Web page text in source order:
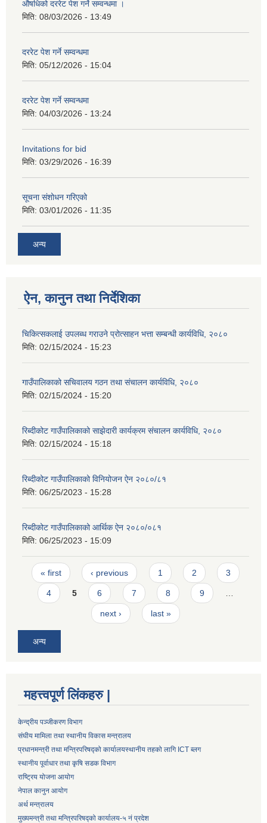
औषधिको दररेट पेश गर्ने सम्वन्धमा ।
मिति: 08/03/2026 - 13:49
दररेट पेश गर्ने सम्वन्धमा
मिति: 05/12/2026 - 15:04
दररेट पेश गर्ने सम्वन्धमा
मिति: 04/03/2026 - 13:24
Invitations for bid
मिति: 03/29/2026 - 16:39
सूचना संशोधन गरिएको
मिति: 03/01/2026 - 11:35
अन्य
ऐन, कानुन तथा निर्देशिका
चिकित्सकलाई उपलब्ध गराउने प्रोत्साहन भत्ता सम्बन्धी कार्यविधि, २०८०
मिति: 02/15/2024 - 15:23
गाउँपालिकाको सचिवालय गठन तथा संचालन कार्यविधि, २०८०
मिति: 02/15/2024 - 15:20
रिब्दीकोट गाउँपालिकाको साझेदारी कार्यक्रम संचालन कार्यविधि, २०८०
मिति: 02/15/2024 - 15:18
रिब्दीकोट गाउँपालिकाको विनियोजन ऐन २०८०/८१
मिति: 06/25/2023 - 15:28
रिब्दीकोट गाउँपालिकाको आर्थिक ऐन २०८०/०८१
मिति: 06/25/2023 - 15:09
Pages
« first ‹ previous 1 2 3
4 5 6 7 8 9 …
next › last »
अन्य
महत्त्वपूर्ण लिंकहरु |
केन्द्रीय पञ्जीकरण विभाग
संघीय मामिला तथा स्थानीय विकास मन्त्रालय
प्रधानमन्त्री तथा मन्त्रिपरिषद्को कार्यालयस्थानीय तहको लागि ICT ब्लग
स्थानीय पूर्वाधार तथा कृषि सडक विभाग
राष्ट्रिय योजना आयोग
नेपाल कानुन आयोग
अर्थ मन्त्रालय
मुख्यमन्त्री तथा मन्त्रिपरिषद्को कार्यालय-५ नं प्रदेश